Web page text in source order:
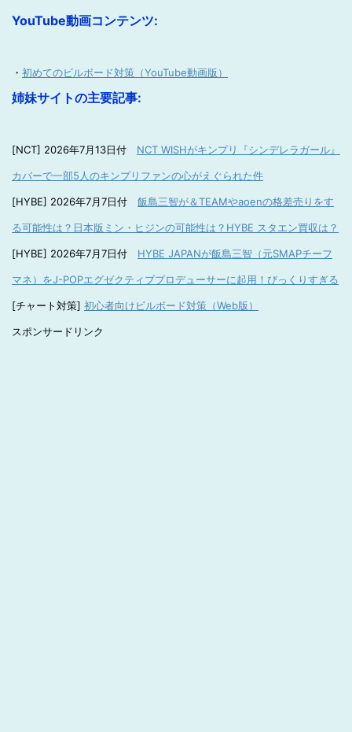
YouTube動画コンテンツ:
・ 初めてのビルボード対策（YouTube動画版）
姉妹サイトの主要記事:
[NCT] 2026年7月13日付 NCT WISHがキンプリ『シンデレラガール』
カバーで一部5人のキンプリファンの心がえぐられた件
[HYBE] 2026年7月7日付 飯島三智が＆TEAMやaoenの格差売りをす
る可能性は？日本版ミン・ヒジンの可能性は？HYBE スタエン買収は？
[HYBE] 2026年7月7日付 HYBE JAPANが飯島三智（元SMAPチーフ
マネ）をJ-POPエグゼクティブプロデューサーに起用！びっくりすぎる
[チャート対策] 初心者向けビルボード対策（Web版）
スポンサードリンク